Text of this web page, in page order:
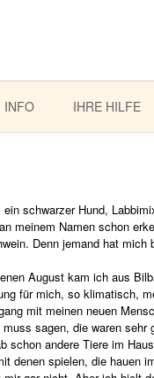
INFO IHRE HILFE
schwarzer Hund,
meinem Namen schon
Denn jemand hat
August kam ich aus
für mich, so klimatisch,
mit meinen neuen
sagen, die waren sehr
schon andere Tiere im
denen spielen, die hauen